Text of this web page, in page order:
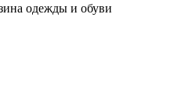
одежды и обуви